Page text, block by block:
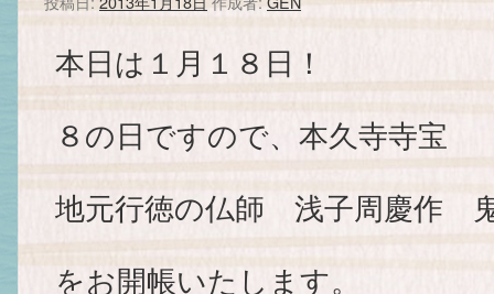
本日は１月１８日！
８の日ですので、本久寺寺宝
地元行徳の仏師 浅子周慶作
をお開帳いたします。